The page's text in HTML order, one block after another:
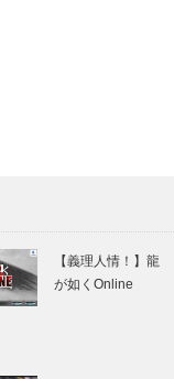
【義理人情！】龍
が如くOnline